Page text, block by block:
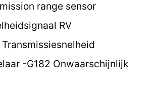
range sensor
RV
Transmissiesnelheid
-G182 Onwaarschijnlijk